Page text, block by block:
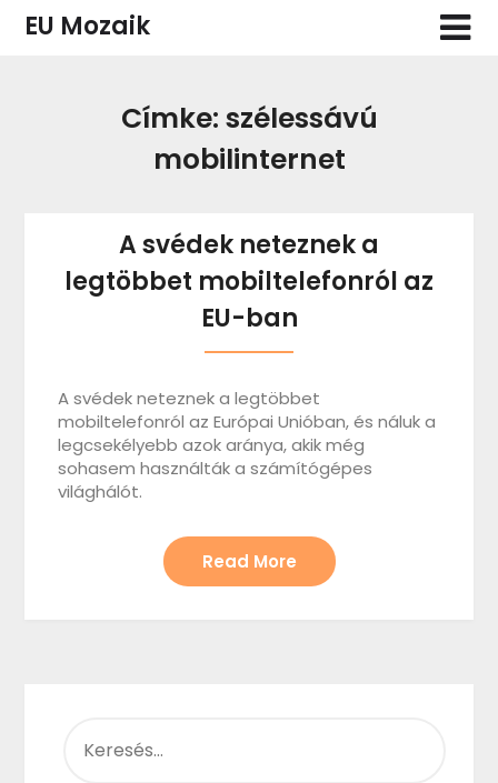
SkipEU Mozaik
Címke: szélessávú
mobilinternet
A svédek neteznek a
legtöbbet mobiltelefonról az
EU-ban
A svédek neteznek a legtöbbet
mobiltelefonról az Európai Unióban, és náluk a
legcsekélyebb azok aránya, akik még
sohasem használták a számítógépes
világhálót.
Read More